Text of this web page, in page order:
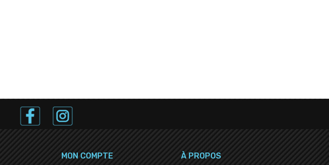
MON COMPTE À PROPOS